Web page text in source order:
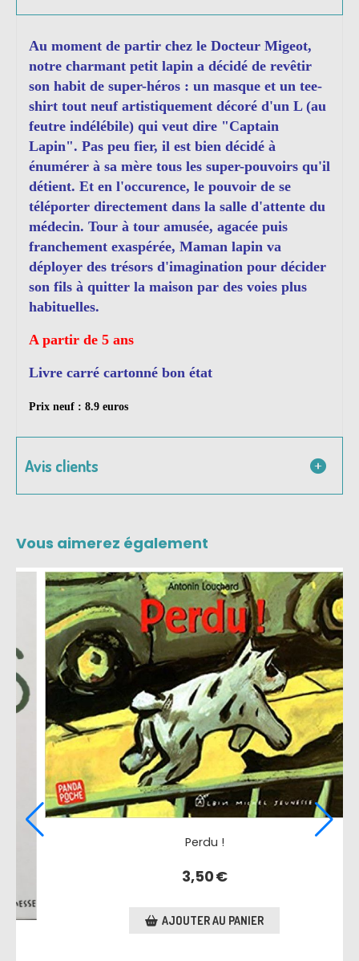
Au moment de partir chez le Docteur Migeot,
notre charmant petit lapin a décidé de revêtir
son habit de super-héros : un masque et un tee-
shirt tout neuf artistiquement décoré d'un L (au
feutre indélébile) qui veut dire "Captain
Lapin". Pas peu fier, il est bien décidé à
énumérer à sa mère tous les super-pouvoirs qu'il
détient. Et en l'occurence, le pouvoir de se
téléporter directement dans la salle d'attente du
médecin. Tour à tour amusée, agacée puis
franchement exaspérée, Maman lapin va
déployer des trésors d'imagination pour décider
son fils à quitter la maison par des voies plus
habituelles.
A partir de 5 ans
Livre carré cartonné bon état
Prix neuf : 8.9 euros
Avis clients
Vous aimerez également
-59 %